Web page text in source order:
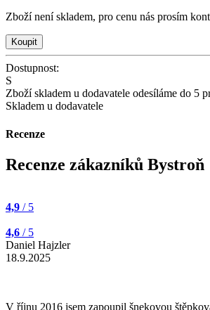
Zboží není skladem, pro cenu nás prosím
Dostupnost:
S
Zboží skladem u dodavatele odesíláme do 5
Skladem u dodavatele
Recenze
Recenze zákazníků Bystroň
4,9 / 5
4,6 / 5
Daniel Hajzler
18.9.2025
V říjnu 2016 jsem zapoupil šnekovou